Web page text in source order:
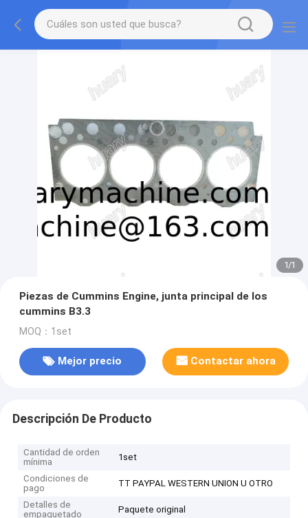
1/1
Piezas de Cummins Engine, junta principal de los
cummins B3.3
MOQ：1set
Mejor precio Contactar ahora
Descripción De Producto
Cantidad de orden
mínima
1set
Condiciones de
pago
TT PAYPAL WESTERN UNION U OTRO
Detalles de
empaquetado
Paquete original